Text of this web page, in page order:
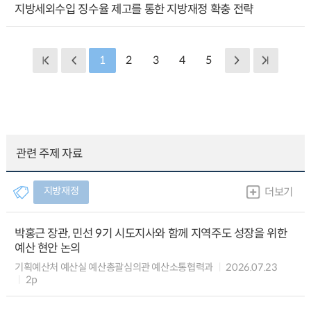
지방세외수입 징수율 제고를 통한 지방재정 확충 전략
1 2 3 4 5
관련 주제 자료
지방재정 더보기
박홍근 장관, 민선 9기 시도지사와 함께 지역주도 성장을 위한
예산 현안 논의
기획예산처 예산실 예산총괄심의관 예산소통협력과
2026.07.23
2p